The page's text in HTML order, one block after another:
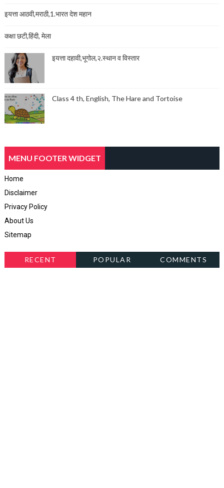
इयत्ता आठवी,मराठी,1.भारत देश महान
कक्षा छटी,हिंदी, मेला
इयत्ता दहावी,भूगोल,२.स्थान व विस्तार
Class 4 th, English, The Hare and Tortoise
MENU FOOTER WIDGET
Home
Disclaimer
Privacy Policy
About Us
Sitemap
RECENT POPULAR COMMENTS